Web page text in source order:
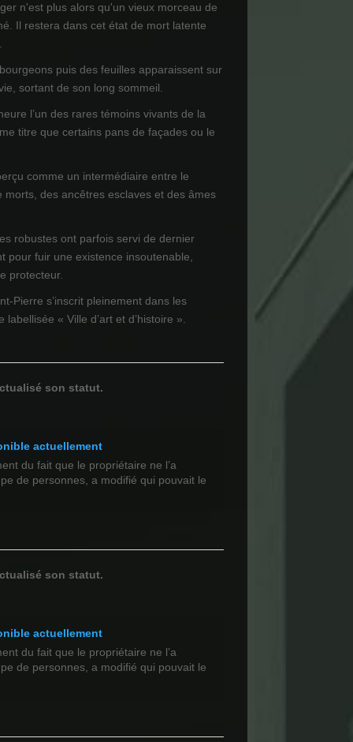
n'est plus alors qu'un vieux morceau de
Il restera dans cet état de mort latente
puis des feuilles apparaissent sur
sortant de son long sommeil.
l’un des rares témoins vivants de la
titre que certains pans de façades ou le
comme un intermédiaire entre le
des ancêtres esclaves et des âmes
robustes ont parfois servi de dernier
pour fuir une existence insoutenable,
protecteur.
Pierre s’inscrit pleinement dans les
« Ville d’art et d’histoire ».
son statut.
actuellement
du fait que le propriétaire ne l’a
de personnes, a modifié qui pouvait le
son statut.
actuellement
du fait que le propriétaire ne l’a
de personnes, a modifié qui pouvait le